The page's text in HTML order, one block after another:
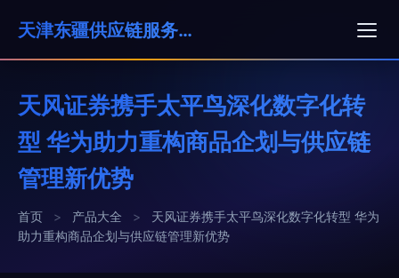
天津东疆供应链服务有限公司
天风证券携手太平鸟深化数字化转
型 华为助力重构商品企划与供应链
管理新优势
首页 > 产品大全 >
天风证券携手太平鸟深化数字化转型 华为
助力重构商品企划与供应链管理新优势